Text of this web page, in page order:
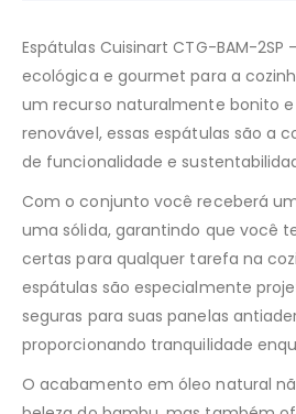
Espátulas Cuisinart CTG-BAM-2SP
ecológica e gourmet para a
um recurso naturalmente bonito
renovável, essas espátulas são a
de funcionalidade e
Com o conjunto você receberá
uma sólida, garantindo que você
certas para qualquer tarefa na
espátulas são especialmente
seguras para suas panelas
proporcionando tranquilidade
O acabamento em óleo natural